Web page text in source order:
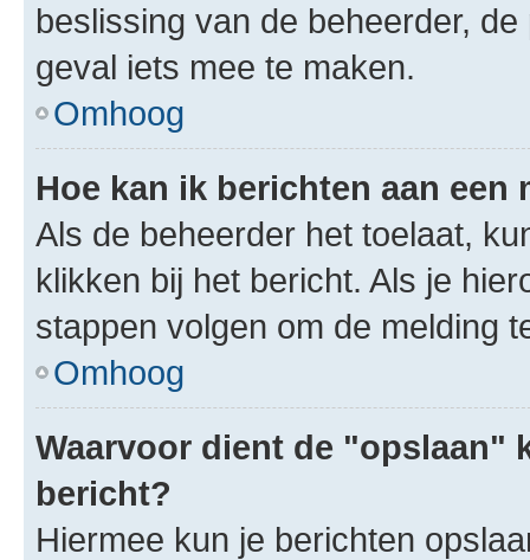
beslissing van de beheerder,
geval iets mee te maken.
Omhoog
Hoe kan ik berichten aan een
Als de beheerder het toelaat,
klikken bij het bericht. Als je
stappen volgen om de melding
Omhoog
Waarvoor dient de "opslaan"
bericht?
Hiermee kun je berichten